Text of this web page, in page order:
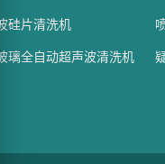
硅片清洗机
璃全自动超声波清洗机